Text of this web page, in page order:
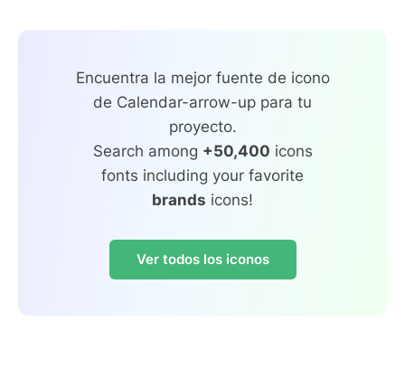
Encuentra la mejor fuente de icono
de Calendar-arrow-up para tu
proyecto.
Search among +50,400 icons
fonts including your favorite
brands icons!
Ver todos los iconos